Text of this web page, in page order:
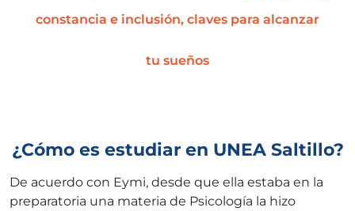
constancia e inclusión, claves para alcanzar
tu sueños
¿Cómo es estudiar en UNEA Saltillo?
De acuerdo con Eymi, desde que ella estaba en la
preparatoria una materia de Psicología la hizo